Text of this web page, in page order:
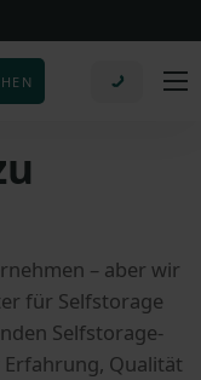
– aber wir
für Selfstorage
Selfstorage-
Qualität